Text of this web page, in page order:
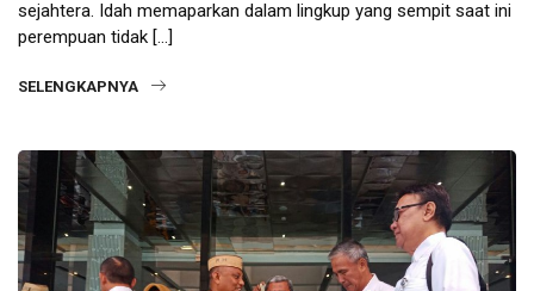
sejahtera. Idah memaparkan dalam lingkup yang sempit saat ini
perempuan tidak […]
SELENGKAPNYA